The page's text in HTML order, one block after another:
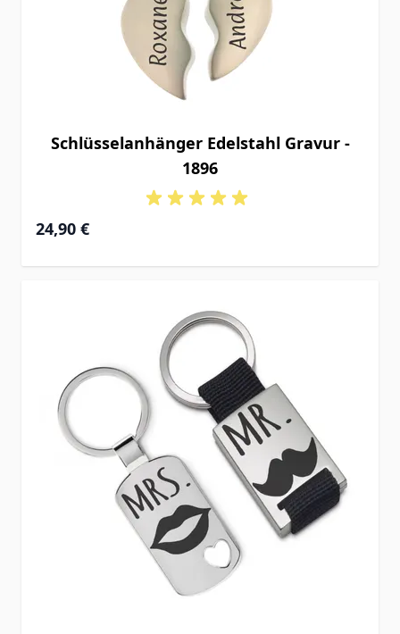
Schlüsselanhänger Edelstahl Gravur -
1896
24,90 €